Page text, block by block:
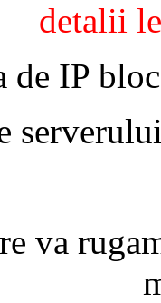
detalii
de IP
va